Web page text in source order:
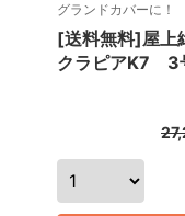
グランドカバーに！
[送料無料]屋上
クラピアK7 3